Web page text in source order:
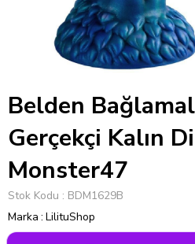
Belden
Gerçekçi Kalın
Monster47
Stok Kodu
BDM1629B
Marka : LilituShop